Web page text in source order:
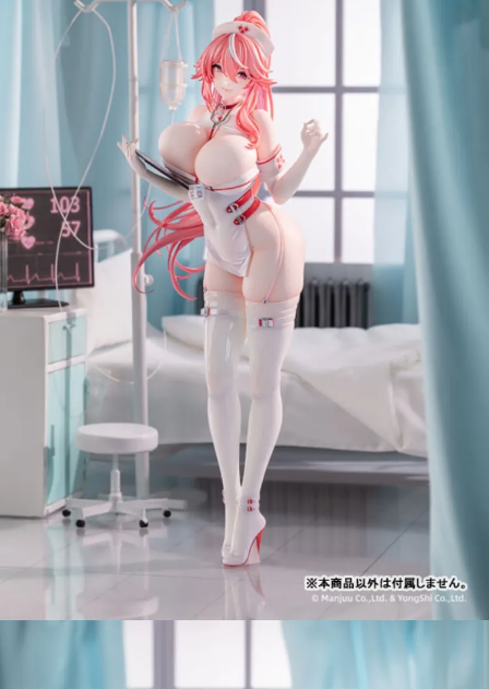
資料（包含姓名、電話或地址）提供予台灣大哥大進項蒐集、處理及利用，
由本公司與您本人進行分期帳單所需資料之確認、核對及更正。
3.完整用戶服務條款，請詳閱以下連結：https://oppay.tw/userRule